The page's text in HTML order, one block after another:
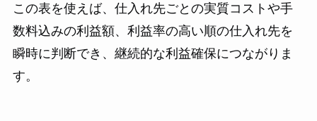
この表を使えば、仕入れ先ごとの実質コストや手
数料込みの利益額、利益率の高い順の仕入れ先を
瞬時に判断でき、継続的な利益確保につながりま
す。